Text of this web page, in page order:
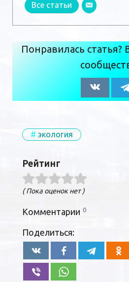
Все статьи
Понравилась статья?
экология
Рейтинг
( Пока оценок нет )
Комментарии 0
Поделиться: